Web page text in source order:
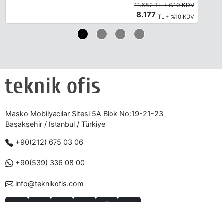
11.682 TL + %10 KDV
8.177 TL + %10 KDV
Masko Mobilyacılar Sitesi 5A Blok No:19-21-23
Başakşehir / Istanbul / Türkiye
+90(212) 675 03 06
+90(539) 336 08 00
info@teknikofis.com